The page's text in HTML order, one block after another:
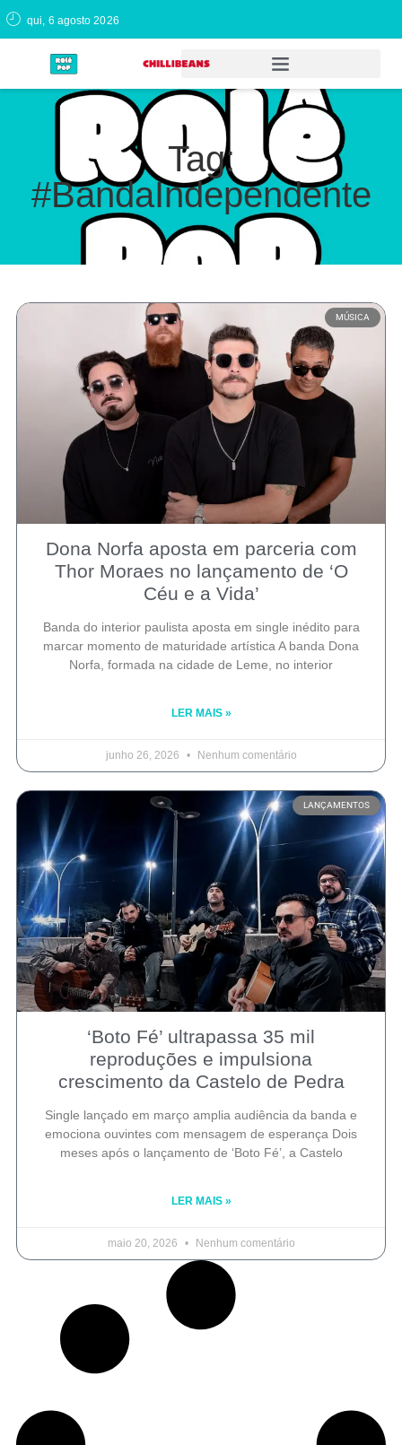
qui, 6 agosto 2026
Tag:
#BandaIndependente
MÚSICA
Dona Norfa aposta em parceria com
Thor Moraes no lançamento de ‘O
Céu e a Vida’
Banda do interior paulista aposta em single inédito para
marcar momento de maturidade artística A banda Dona
Norfa, formada na cidade de Leme, no interior
LER MAIS »
junho 26, 2026 Nenhum comentário
LANÇAMENTOS
‘Boto Fé’ ultrapassa 35 mil
reproduções e impulsiona
crescimento da Castelo de Pedra
Single lançado em março amplia audiência da banda e
emociona ouvintes com mensagem de esperança Dois
meses após o lançamento de ‘Boto Fé’, a Castelo
LER MAIS »
maio 20, 2026 Nenhum comentário